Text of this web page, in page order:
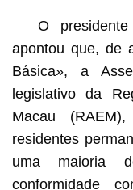
O
apontou que, de
Básica», a
legislativo da
Macau
residentes
uma maioria
conformidade